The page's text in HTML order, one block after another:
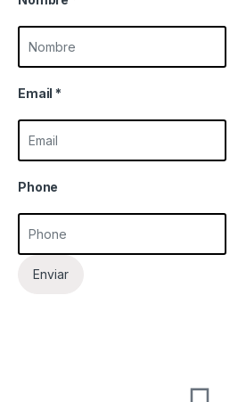
Email *
Phone
Enviar